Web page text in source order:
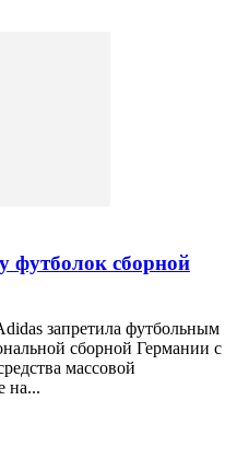
футболок сборной
запретила футбольным
сборной Германии с
массовой
на...